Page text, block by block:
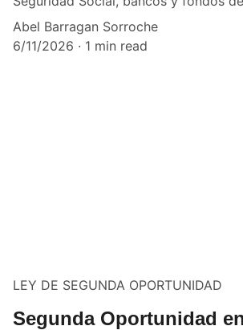
Abel Barragan Sorroche
6/11/2026
1 min read
LEY DE SEGUNDA OPORTUNIDAD
Segunda Oportunidad